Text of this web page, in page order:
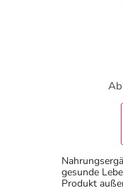
gesunde
Produkt